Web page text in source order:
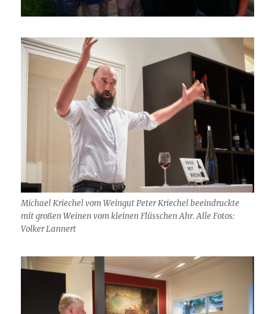
Michael Kriechel vom Weingut Peter Kriechel beeindruckte
mit großen Weinen vom kleinen Flüsschen Ahr. Alle Fotos:
Volker Lannert